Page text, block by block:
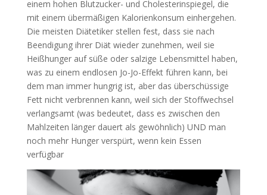
einem hohen Blutzucker- und Cholesterinspiegel, die
mit einem übermäßigen Kalorienkonsum einhergehen.
Die meisten Diätetiker stellen fest, dass sie nach
Beendigung ihrer Diät wieder zunehmen, weil sie
Heißhunger auf süße oder salzige Lebensmittel haben,
was zu einem endlosen Jo-Jo-Effekt führen kann, bei
dem man immer hungrig ist, aber das überschüssige
Fett nicht verbrennen kann, weil sich der Stoffwechsel
verlangsamt (was bedeutet, dass es zwischen den
Mahlzeiten länger dauert als gewöhnlich) UND man
noch mehr Hunger verspürt, wenn kein Essen
verfügbar